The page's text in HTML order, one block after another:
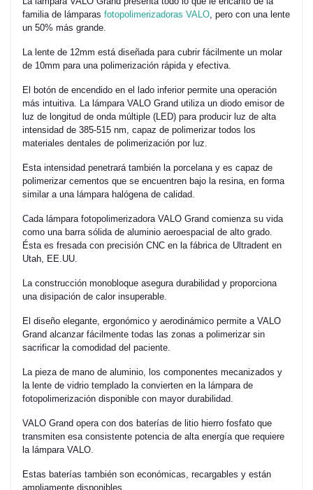
familia de lámparas fotopolimerizadoras VALO , pero con una lente
un 50% más grande.
La lente de 12mm está diseñada para cubrir fácilmente un molar
de 10mm para una polimerización rápida y efectiva.
El botón de encendido en el lado inferior permite una operación
más intuitiva. La lámpara VALO Grand utiliza un diodo emisor de
luz de longitud de onda múltiple (LED) para producir luz de alta
intensidad de 385-515 nm, capaz de polimerizar todos los
materiales dentales de polimerización por luz.
Esta intensidad penetrará también la porcelana y es capaz de
polimerizar cementos que se encuentren bajo la resina, en forma
similar a una lámpara halógena de calidad.
Cada lámpara fotopolimerizadora VALO Grand comienza su vida
como una barra sólida de aluminio aeroespacial de alto grado.
Ésta es fresada con precisión CNC en la fábrica de Ultradent en
Utah, EE.UU.
La construcción monobloque asegura durabilidad y proporciona
una disipación de calor insuperable.
El diseño elegante, ergonómico y aerodinámico permite a VALO
Grand alcanzar fácilmente todas las zonas a polimerizar sin
sacrificar la comodidad del paciente.
La pieza de mano de aluminio, los componentes mecanizados y
la lente de vidrio templado la convierten en la lámpara de
fotopolimerización disponible con mayor durabilidad.
VALO Grand opera con dos baterías de litio hierro fosfato que
transmiten esa consistente potencia de alta energía que requiere
la lámpara VALO.
Estas baterías también son económicas, recargables y están
ampliamente disponibles.